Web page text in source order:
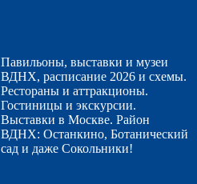
Павильоны, выставки и музеи
ВДНХ, расписание 2026 и схемы.
Рестораны и аттракционы.
Гостиницы и экскурсии.
Выставки в Москве. Район
ВДНХ: Останкино, Ботанический
сад и даже Сокольники!